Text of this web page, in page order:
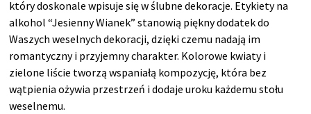
który doskonale wpisuje się w ślubne dekoracje. Etykiety na
alkohol “Jesienny Wianek” stanowią piękny dodatek do
Waszych weselnych dekoracji, dzięki czemu nadają im
romantyczny i przyjemny charakter. Kolorowe kwiaty i
zielone liście tworzą wspaniałą kompozycję, która bez
wątpienia ożywia przestrzeń i dodaje uroku każdemu stołu
weselnemu.